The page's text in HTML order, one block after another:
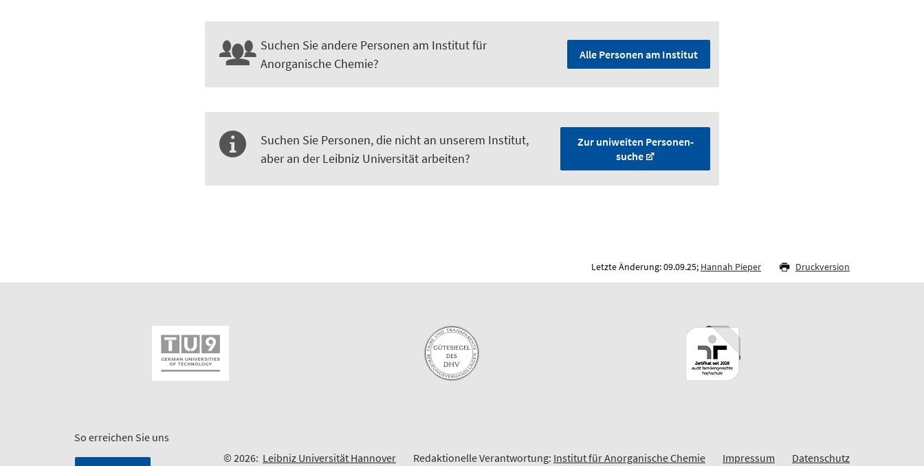
Suchen Sie andere Personen am Institut für
Anorganische Chemie?
Alle Personen am Institut
Suchen Sie Personen, die nicht an unserem Institut,
aber an der Leibniz Universität arbeiten?
Zur uniweiten Personen­
suche
Letzte Änderung: 09.09.25; Hannah Pieper Druckversion
So erreichen Sie uns
© 2026: Leibniz Universität Hannover Redaktionelle Verantwortung: Institut für Anorganische Chemie Impressum Datenschutz